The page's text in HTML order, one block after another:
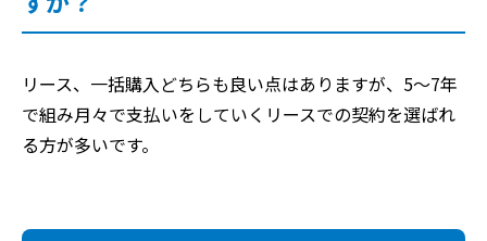
リース、一括購入どちらも良い点はありますが、5～7年
で組み月々で支払いをしていくリースでの契約を選ばれ
る方が多いです。